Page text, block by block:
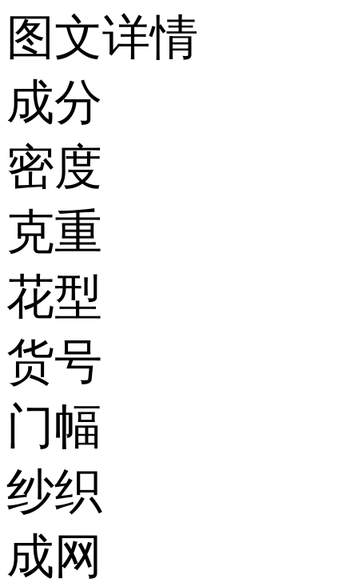
图文详情
成分
密度
克重
花型
货号
门幅
纱织
成网